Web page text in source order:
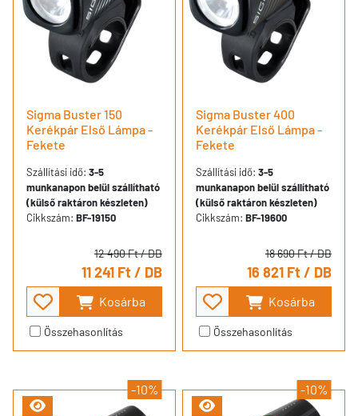
Sigma Buster 150
Kerékpár Első Lámpa -
Fekete
Szállítási idő: 3-5
munkanapon belül szállítható
(külső raktáron készleten)
Cikkszám: BF-19150
12 490 Ft/ DB
11 241 Ft/ DB
Kosárba
Összehasonlítás
Sigma Buster 400
Kerékpár Első Lámpa -
Fekete
Szállítási idő: 3-5
munkanapon belül szállítható
(külső raktáron készleten)
Cikkszám: BF-19600
18 690 Ft/ DB
16 821 Ft/ DB
Kosárba
Összehasonlítás
-10% -10%